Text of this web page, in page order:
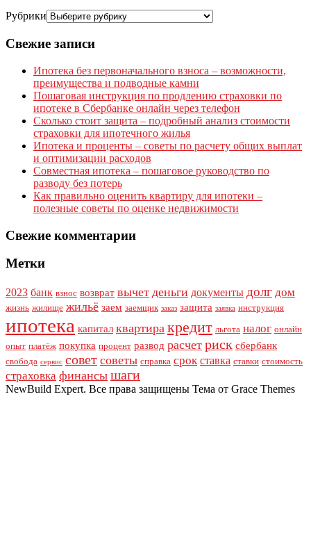
Рубрики
Свежие записи
Ипотека без первоначального взноса – возможности,
преимущества и подводные камни
Пошаговая инструкция по продлению страховки по
ипотеке в Сбербанке онлайн через телефон
Сколько стоит защита – подробный анализ стоимости
страховки для ипотечного жилья
Ипотека и проценты – советы по расчету общих выплат
и оптимизации расходов
Совместная ипотека – пошаговое руководство по
разводу без потерь
Как правильно оценить квартиру для ипотеки –
полезные советы по оценке недвижимости
Свежие комментарии
Метки
2023 банк взнос возврат вычет деньги документы долг дом
жизнь жилище жильё заем заемщик заказ защита заявка инструкция
ипотека капитал квартира кредит льгота налог онлайн
опыт платёж покупка процент развод расчет риск сбербанк
свобода сервис совет советы справка срок ставка ставки стоимость
страховка финансы шаги
NewBuild Expert. Все права защищены Тема от Grace Themes